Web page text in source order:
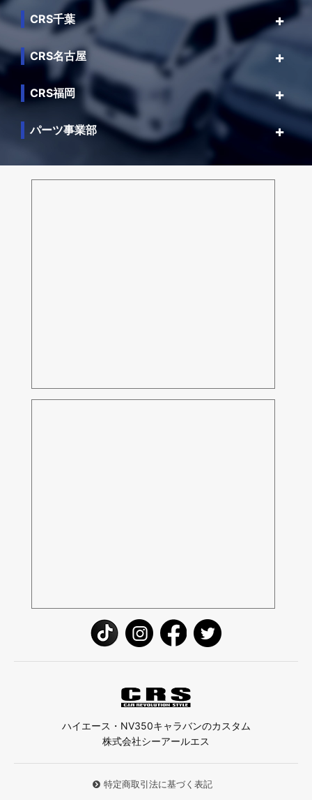
CRS千葉
CRS名古屋
CRS福岡
パーツ事業部
ハイエース・NV350キャラバンのカスタム
株式会社シーアールエス
特定商取引法に基づく表記